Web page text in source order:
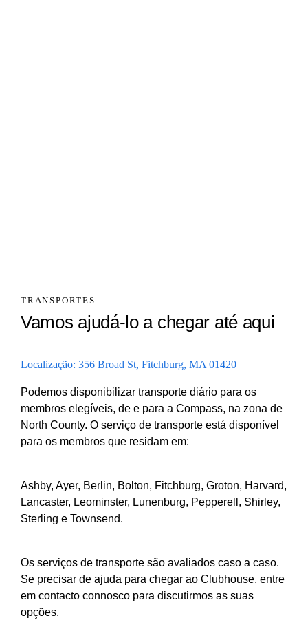
TRANSPORTES
Vamos ajudá-lo a chegar até aqui
Localização: 356 Broad St, Fitchburg, MA 01420
Podemos disponibilizar transporte diário para os
membros elegíveis, de e para a Compass, na zona de
North County. O serviço de transporte está disponível
para os membros que residam em:
Ashby, Ayer, Berlin, Bolton, Fitchburg, Groton, Harvard,
Lancaster, Leominster, Lunenburg, Pepperell, Shirley,
Sterling e Townsend.
Os serviços de transporte são avaliados caso a caso.
Se precisar de ajuda para chegar ao Clubhouse, entre
em contacto connosco para discutirmos as suas
opções.